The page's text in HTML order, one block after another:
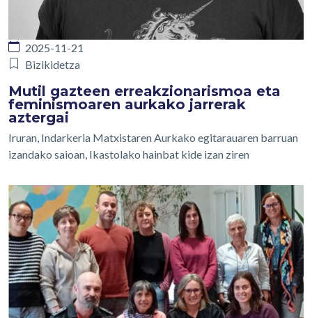
2025-11-21
Bizikidetza
Mutil gazteen erreakzionarismoa eta
feminismoaren aurkako jarrerak
aztergai
Iruran, Indarkeria Matxistaren Aurkako egitarauaren barruan
izandako saioan, Ikastolako hainbat kide izan ziren